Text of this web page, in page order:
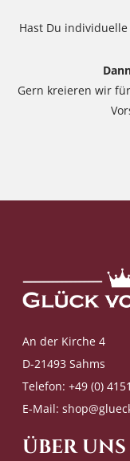
Hast Du
Gern kreieren wir
An der Kirche 4
D-21493 Sahms
Telefon: +49 (0)
E-Mail:
ÜBER UNS